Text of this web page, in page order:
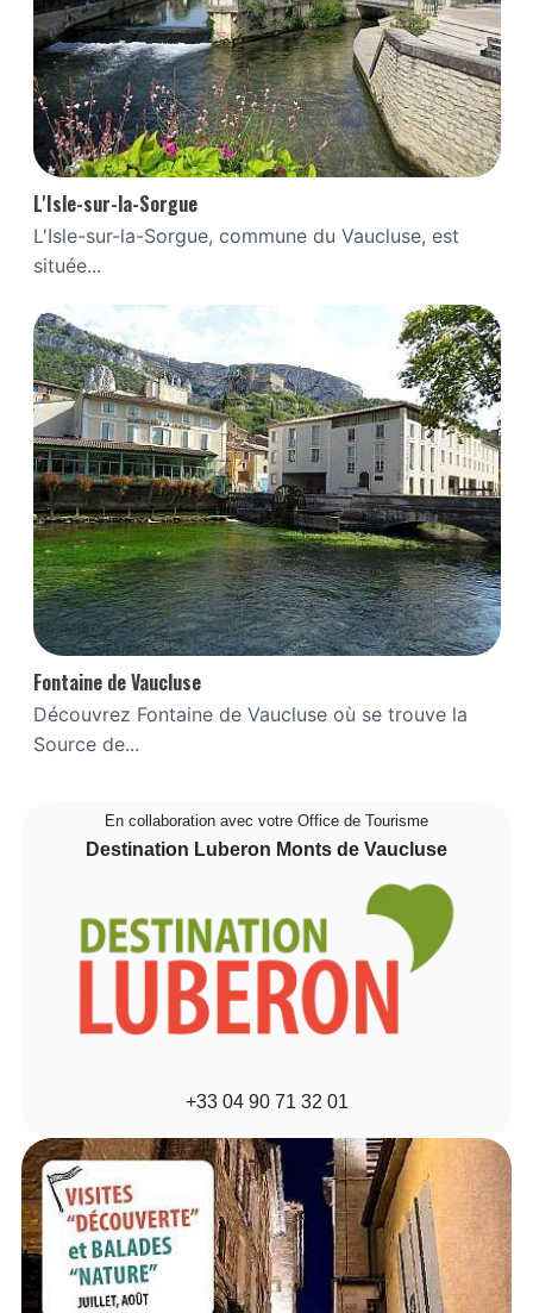
L'Isle-sur-la-Sorgue
L'Isle-sur-la-Sorgue, commune du Vaucluse, est
située...
Fontaine de Vaucluse
Découvrez Fontaine de Vaucluse où se trouve la
Source de...
En collaboration avec votre Office de Tourisme
Destination Luberon Monts de Vaucluse
+33 04 90 71 32 01